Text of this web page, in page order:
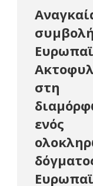
στη
ενός